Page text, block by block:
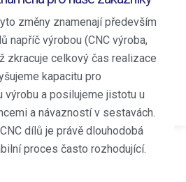
změny znamenají především
napříč výrobou (CNC výroba,
zkracuje celkový čas realizace
kapacitu pro
výrobu a posilujeme jistotu u
a návazností v sestavách.
dílů je právě dlouhodobá
proces často rozhodující.